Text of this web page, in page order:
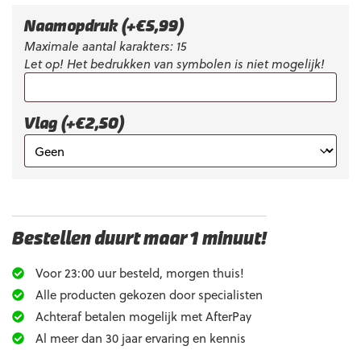
Naamopdruk (+€5,99)
Maximale aantal karakters: 15
Let op! Het bedrukken van symbolen is niet mogelijk!
Vlag (+€2,50)
Bestellen duurt maar 1 minuut!
Voor 23:00 uur besteld, morgen thuis!
Alle producten gekozen door specialisten
Achteraf betalen mogelijk met AfterPay
Al meer dan 30 jaar ervaring en kennis